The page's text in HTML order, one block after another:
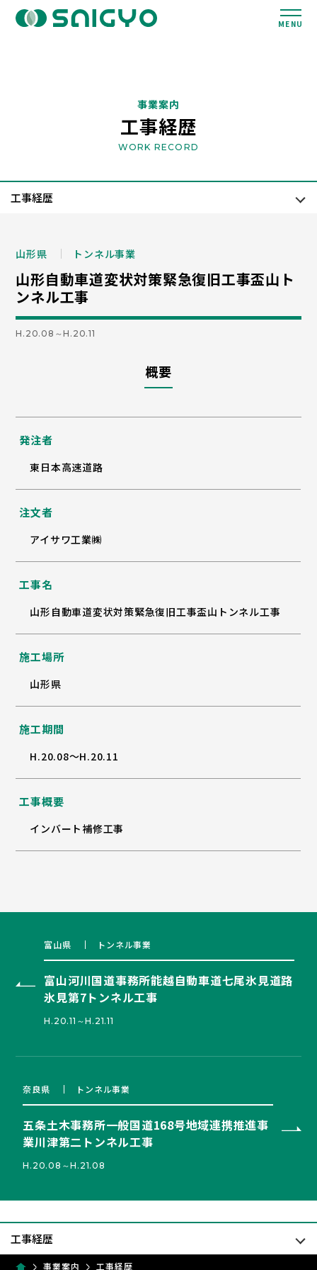
MENU
事業案内
工事経歴
WORK RECORD
山形県 トンネル事業
山形自動車道変状対策緊急復旧工事盃山ト
ンネル工事
H.20.08～H.20.11
概要
発注者
東日本高速道路
注文者
アイサワ工業㈱
工事名
山形自動車道変状対策緊急復旧工事盃山トンネル工事
施工場所
山形県
施工期間
H.20.08～H.20.11
工事概要
インバート補修工事
富山県 トンネル事業
富山河川国道事務所能越自動車道七尾氷見道路
氷見第7トンネル工事
H.20.11～H.21.11
奈良県 トンネル事業
五条土木事務所一般国道168号地域連携推進事
業川津第二トンネル工事
H.20.08～H.21.08
事業案内 工事経歴